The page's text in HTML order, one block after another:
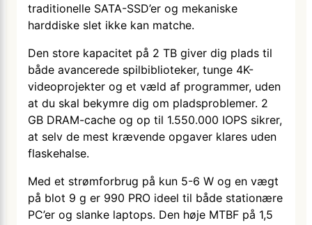
traditionelle SATA-SSD’er og mekaniske
harddiske slet ikke kan matche.
Den store kapacitet på 2 TB giver dig plads til
både avancerede spilbiblioteker, tunge 4K-
videoprojekter og et væld af programmer, uden
at du skal bekymre dig om pladsproblemer. 2
GB DRAM-cache og op til 1.550.000 IOPS sikrer,
at selv de mest krævende opgaver klares uden
flaskehalse.
Med et strømforbrug på kun 5-6 W og en vægt
på blot 9 g er 990 PRO ideel til både stationære
PC’er og slanke laptops. Den høje MTBF på 1,5